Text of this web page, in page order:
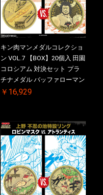
キン肉マンメダルコレクショ
ン VOL.7 【BOX】20個入 田園
コロシアム 対決セット プラ
チナメダル バッファローマン
2.0 顎髭 Ver. VS. 光の矢 初回
メダル(非売品)付
￥16,929